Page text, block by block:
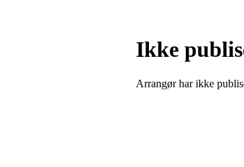
Ikke
Arrangør har ikke